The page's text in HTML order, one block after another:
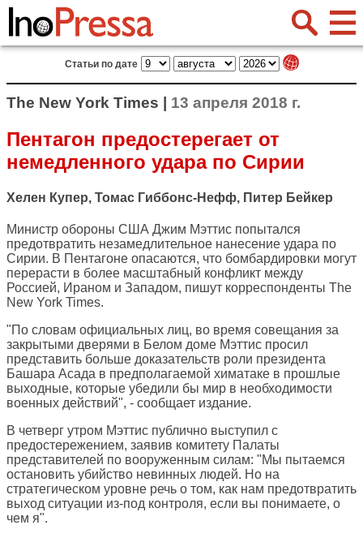
Статьи по дате
The New York Times | 13 апреля 2018 г.
Пентагон предостерегает от
немедленного удара по Сирии
Хелен Купер, Томас Гиббонс-Нефф, Питер Бейкер
Министр обороны США Джим Мэттис попытался
предотвратить незамедлительное нанесение удара по
Сирии. В Пентагоне опасаются, что бомбардировки могут
перерасти в более масштабный конфликт между
Россией, Ираном и Западом, пишут корреспонденты The
New York Times.
"По словам официальных лиц, во время совещания за
закрытыми дверями в Белом доме Мэттис просил
представить больше доказательств роли президента
Башара Асада в предполагаемой химатаке в прошлые
выходные, которые убедили бы мир в необходимости
военных действий", - сообщает издание.
В четверг утром Мэттис публично выступил с
предостережением, заявив комитету Палаты
представителей по вооруженным силам: "Мы пытаемся
остановить убийство невинных людей. Но на
стратегическом уровне речь о том, как нам предотвратить
выход ситуации из-под контроля, если вы понимаете, о
чем я".